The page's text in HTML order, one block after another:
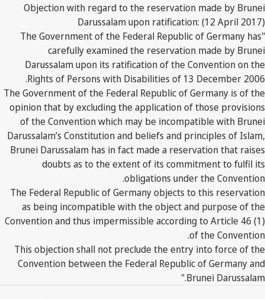
Objection with regard to the reservation made by Brunei
Darussalam upon ratification: (12 April 2017)
"The Government of the Federal Republic of Germany has
carefully examined the reservation made by Brunei
Darussalam upon its ratification of the Convention on the
Rights of Persons with Disabilities of 13 December 2006.
The Government of the Federal Republic of Germany is of the
opinion that by excluding the application of those provisions
of the Convention which may be incompatible with Brunei
Darussalam’s Constitution and beliefs and principles of Islam,
Brunei Darussalam has in fact made a reservation that raises
doubts as to the extent of its commitment to fulfil its
obligations under the Convention.
The Federal Republic of Germany objects to this reservation
as being incompatible with the object and purpose of the
Convention and thus impermissible according to Article 46 (1)
of the Convention.
This objection shall not preclude the entry into force of the
Convention between the Federal Republic of Germany and
Brunei Darussalam."